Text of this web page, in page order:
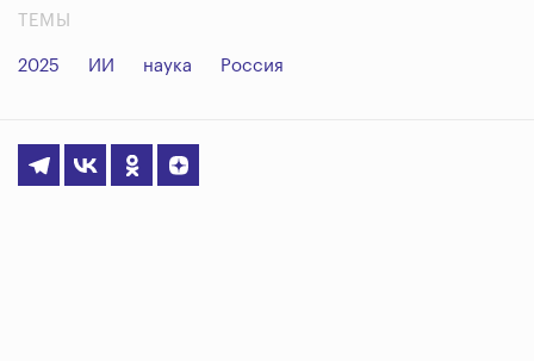
ТЕМЫ
2025 ИИ наука Россия